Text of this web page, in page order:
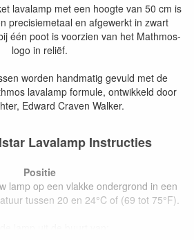
lavalamp met een hoogte van 50 cm is
precisiemetaal en afgewerkt in zwart
één poot is voorzien van het Mathmos-
logo in reliëf.
worden handmatig gevuld met de
lavalamp formule, ontwikkeld door
Edward Craven Walker.
Lavalamp Instructies
Positie
lamp op een vlakke ondergrond in een
tussen 20 en 24°C of (69 tot 75°F).